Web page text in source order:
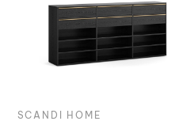
SCANDI HOME